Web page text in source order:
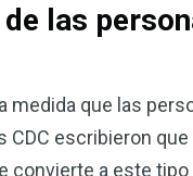
las
que las
escribieron que
convierte a este